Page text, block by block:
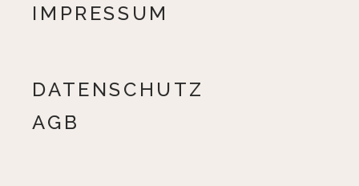
IMPRESSUM
DATENSCHUTZ
AGB